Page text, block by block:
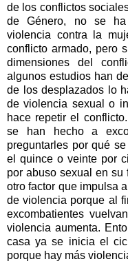
de los conflictos
de Género, no se
violencia contra la
conflicto armado, pero
dimensiones del
algunos estudios han
de los desplazados lo
de violencia sexual o
hace repetir el
se han hecho a
preguntarles por qué
el quince o veinte por
por abuso sexual en
otro factor que impulsa
de violencia porque al
excombatientes
violencia aumenta.
casa ya se inicia el
porque hay más